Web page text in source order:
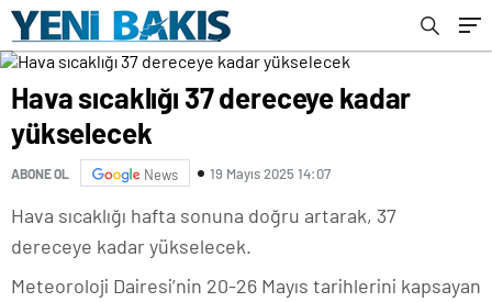
Hava sıcaklığı 37 dereceye kadar
yükselecek
ABONE OL News 19 Mayıs 2025 14:07
Hava sıcaklığı hafta sonuna doğru artarak, 37
dereceye kadar yükselecek.
Meteoroloji Dairesi’nin 20-26 Mayıs tarihlerini kapsayan